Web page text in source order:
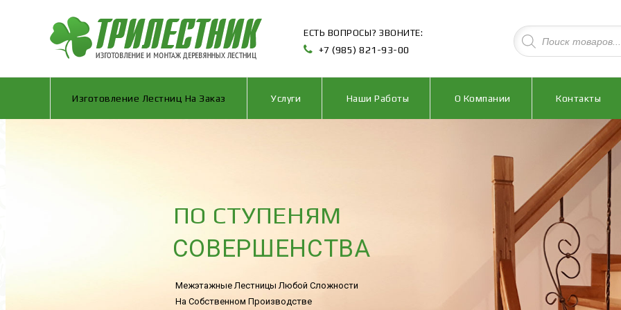
ЕСТЬ ВОПРОСЫ? ЗВОНИТЕ:
+7 (985) 821-93-00
Изготовление Лестниц На Заказ Услуги Наши Работы О Компании Контакты
СОВЕРШЕНСТВА
Межэтажные Лестницы Любой Сложности
ПО СТУПЕНЯМ
На Собственном Производстве